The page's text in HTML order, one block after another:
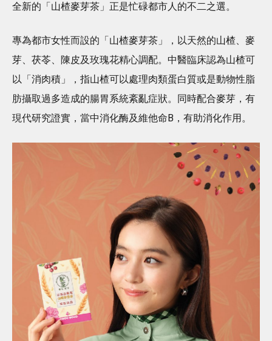
全新的「山楂麥芽茶」正是忙碌都市人的不二之選。
專為都市女性而設的「山楂麥芽茶」，以天然的山楂、麥
芽、茯苓、陳皮及玫瑰花精心調配。中醫臨床認為山楂可
以「消肉積」，指山楂可以處理肉類蛋白質或是動物性脂
肪攝取過多造成的腸胃系統紊亂症狀。同時配合麥芽，有
現代研究證實，當中消化酶及維他命B，有助消化作用。